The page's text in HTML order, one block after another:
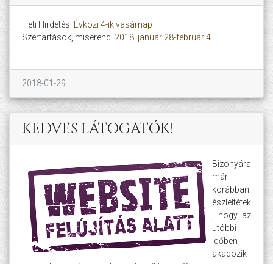
Heti Hirdetés: Évközi 4-ik vasárnap
Szertartások, miserend: 2018. január 28-február 4.
2018-01-29
KEDVES LÁTOGATÓK!
Bizonyára
már
korábban
észleltétek
, hogy az
utóbbi
időben
akadozik